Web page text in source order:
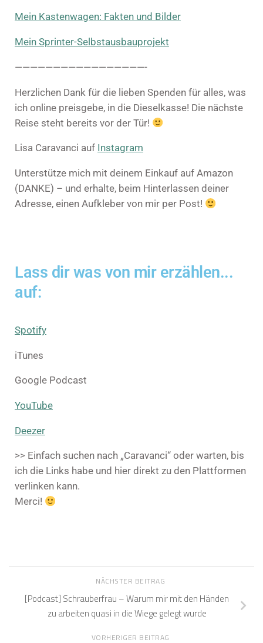
Mein Kastenwagen: Fakten und Bilder
Mein Sprinter-Selbstausbauprojekt
—————————————————-
Herzlichen Dank für die lieben Spenden für alles, was
ich online preisgebe, in die Dieselkasse! Die nächste
Reise steht bereits vor der Tür!
Lisa Caravanci auf Instagram
Unterstütze mich mit deinem Einkauf auf Amazon
(DANKE) – und erhalte, beim Hinterlassen deiner
Adresse, einen Aufkleber von mir per Post!
Lass dir was von mir erzählen...
auf:
Spotify
iTunes
Google Podcast
YouTube
Deezer
>> Einfach suchen nach „Caravanci“ oder warten, bis
ich die Links habe und hier direkt zu den Plattformen
verlinken kann.
Merci!
NÄCHSTER BEITRAG
[Podcast] Schrauberfrau – Warum mir mit den Händen
zu arbeiten quasi in die Wiege gelegt wurde
VORHERIGER BEITRAG